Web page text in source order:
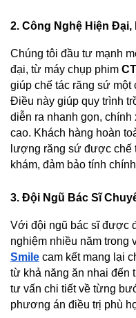
2. Công Nghệ Hiện
Chúng tôi đầu tư mạnh
đại, từ máy chụp phim
giúp chế tác răng sứ một
Điều này giúp quy trình
diễn ra nhanh gọn, chính
cao. Khách hàng hoàn
lượng răng sứ được chế
khám, đảm bảo tính
3. Đội Ngũ Bác Sĩ
Với đội ngũ bác sĩ được
nghiệm nhiều năm trong
Smile cam kết mang lại
từ khả năng ăn nhai đến
tư vấn chi tiết về từng
phương án điều trị phù